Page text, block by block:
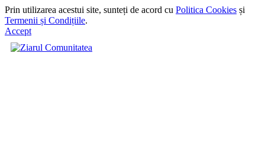
Prin utilizarea acestui site, sunteți de acord cu Politica Cookies și
Termenii și Condițiile.
Accept